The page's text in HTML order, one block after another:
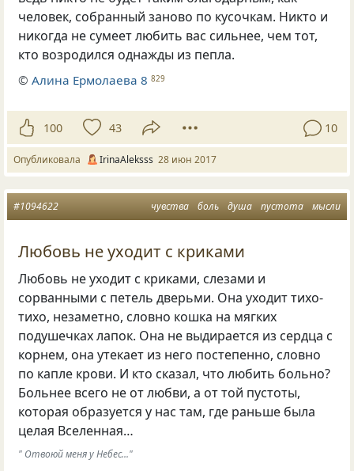
человек, собранный заново по кусочкам. Никто и
никогда не сумеет любить вас сильнее, чем тот,
кто возродился однажды из пепла.
©Алина Ермолаева 8 829
100 43 10
Опубликовала IrinaAleksss 28 июн 2017
чувства боль душа пустота мысли
#1094622
Любовь не уходит с криками
Любовь не уходит с криками, слезами и
сорванными с петель дверьми. Она уходит тихо-
тихо, незаметно, словно кошка на мягких
подушечках лапок. Она не выдирается из сердца с
корнем, она утекает из него постепенно, словно
по капле крови. И кто сказал, что любить больно?
Больнее всего не от любви, а от той пустоты,
которая образуется у нас там, где раньше была
целая Вселенная…
" Отвоюй меня у Небес..."